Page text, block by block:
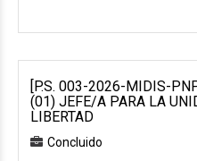
[P.S. 003-2026-MIDIS-
(01) JEFE/A PARA LA
LIBERTAD
Concluido